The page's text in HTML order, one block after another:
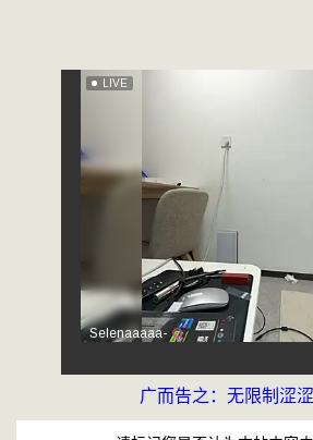
广而告之：无限制涩